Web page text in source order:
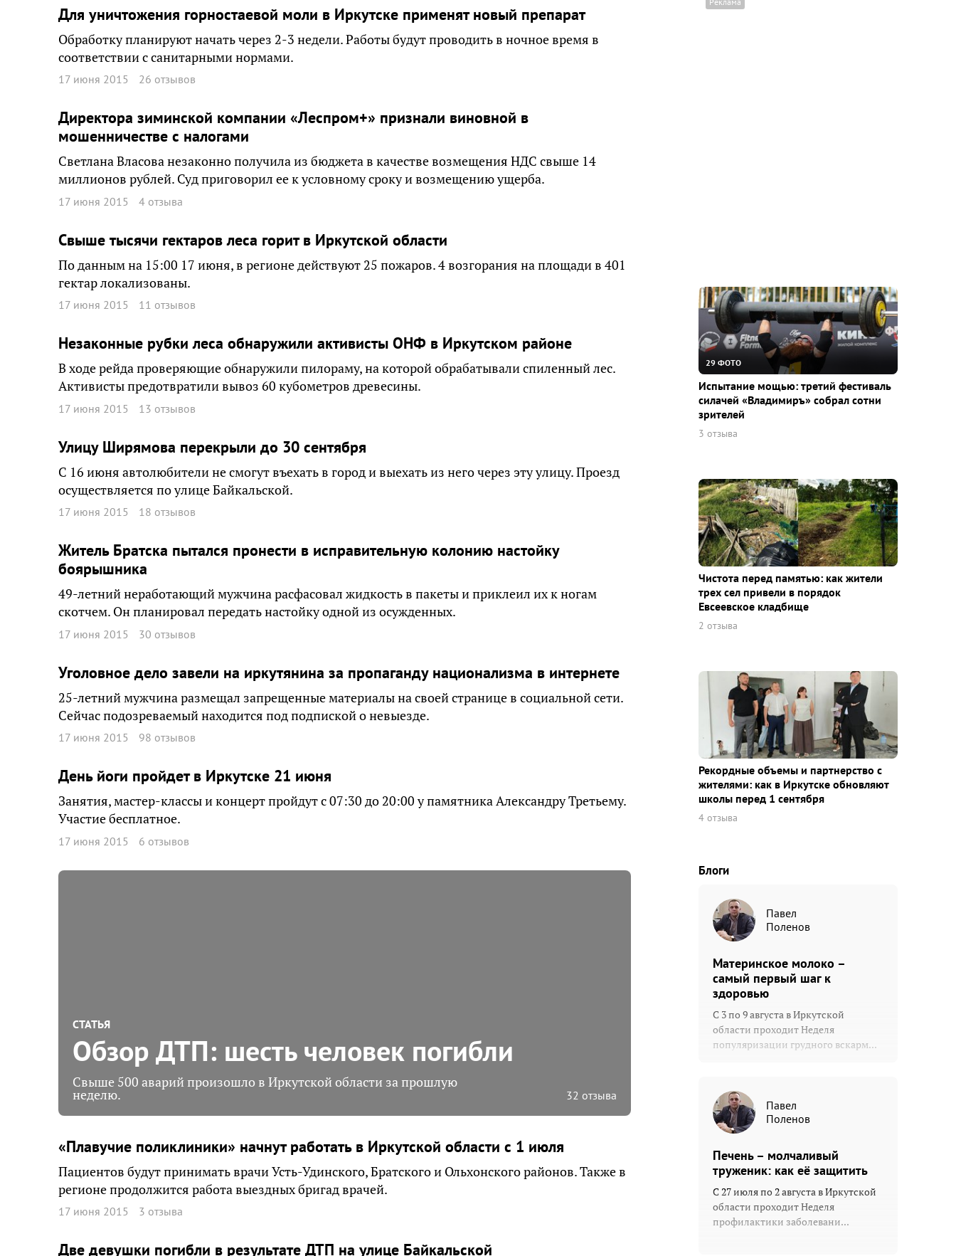
Для уничтожения горностаевой моли в Иркутске применят новый препарат
Обработку планируют начать через 2-3 недели. Работы будут проводить в ночное время в
соответствии с санитарными нормами.
17 июня 2015 26 отзывов
Директора зиминской компании «Леспром+» признали виновной в
мошенничестве с налогами
Светлана Власова незаконно получила из бюджета в качестве возмещения НДС свыше 14
миллионов рублей. Суд приговорил ее к условному сроку и возмещению ущерба.
17 июня 2015 4 отзыва
Свыше тысячи гектаров леса горит в Иркутской области
По данным на 15:00 17 июня, в регионе действуют 25 пожаров. 4 возгорания на площади в 401
гектар локализованы.
17 июня 2015 11 отзывов
Незаконные рубки леса обнаружили активисты ОНФ в Иркутском районе
В ходе рейда проверяющие обнаружили пилораму, на которой обрабатывали спиленный лес.
Активисты предотвратили вывоз 60 кубометров древесины.
17 июня 2015 13 отзывов
Улицу Ширямова перекрыли до 30 сентября
С 16 июня автолюбители не смогут въехать в город и выехать из него через эту улицу. Проезд
осуществляется по улице Байкальской.
17 июня 2015 18 отзывов
Житель Братска пытался пронести в исправительную колонию настойку
боярышника
49-летний неработающий мужчина расфасовал жидкость в пакеты и приклеил их к ногам
скотчем. Он планировал передать настойку одной из осужденных.
17 июня 2015 30 отзывов
Уголовное дело завели на иркутянина за пропаганду национализма в интернете
25-летний мужчина размещал запрещенные материалы на своей странице в социальной сети.
Сейчас подозреваемый находится под подпиской о невыезде.
17 июня 2015 98 отзывов
День йоги пройдет в Иркутске 21 июня
Занятия, мастер-классы и концерт пройдут с 07:30 до 20:00 у памятника Александру Третьему.
Участие бесплатное.
17 июня 2015 6 отзывов
СТАТЬЯ
Обзор ДТП: шесть человек погибли
Свыше 500 аварий произошло в Иркутской области за прошлую
неделю. 32 отзыва
«Плавучие поликлиники» начнут работать в Иркутской области с 1 июля
Пациентов будут принимать врачи Усть-Удинского, Братского и Ольхонского районов. Также в
регионе продолжится работа выездных бригад врачей.
17 июня 2015 3 отзыва
Две девушки погибли в результате ДТП на улице Байкальской
29 ФОТО
Испытание мощью: третий фестиваль
силачей «Владимиръ» собрал сотни
зрителей
3 отзыва
Чистота перед памятью: как жители
трех сел привели в порядок
Евсеевское кладбище
2 отзыва
Рекордные объемы и партнерство с
жителями: как в Иркутске обновляют
школы перед 1 сентября
4 отзыва
Блоги
Павел
Поленов
Материнское молоко –
самый первый шаг к
здоровью
С 3 по 9 августа в Иркутской
области проходит Неделя
популяризации грудного вскарм...
Павел
Поленов
Печень – молчаливый
труженик: как её защитить
С 27 июля по 2 августа в Иркутской
области проходит Неделя
профилактики заболевани...